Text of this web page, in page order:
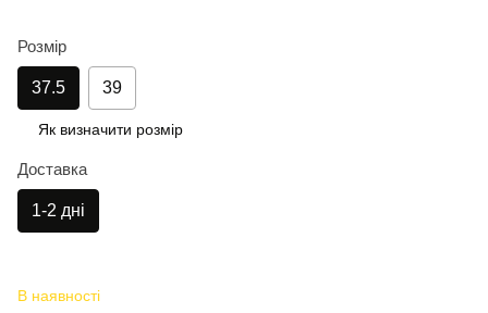
Розмір
37.5 39
Як визначити розмір
Доставка
1-2 дні
В наявності